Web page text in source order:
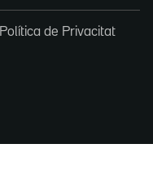
Política de Privacitat